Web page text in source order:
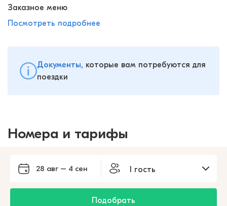
Заказное меню
Посмотреть подробнее
Документы, которые вам потребуются для
поездки
Номера и тарифы
28 авг – 4 сен 1 гость
Подобрать